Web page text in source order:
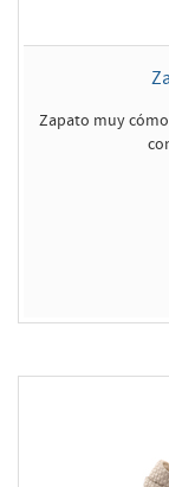
Zapato muy